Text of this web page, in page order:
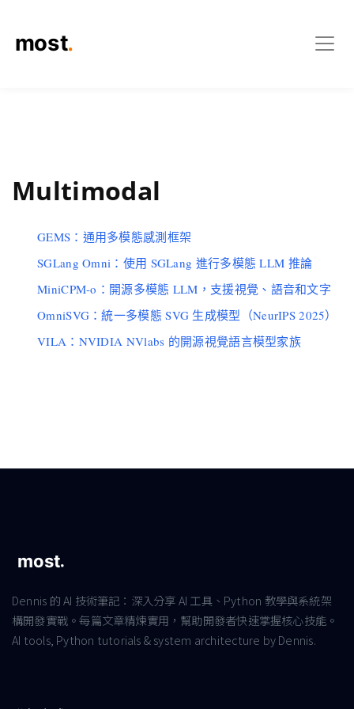
Multimodal
GEMS：通用多模態感測框架
SGLang Omni：使用 SGLang 進行多模態 LLM 推論
MiniCPM-o：開源多模態 LLM，支援視覺、語音和文字
OmniSVG：統一多模態 SVG 生成模型（NeurIPS 2025）
VILA：NVIDIA NVlabs 的開源視覺語言模型家族
Dennis 的 AI 技術筆記：深入分享 AI 工具、Python 教學與系統架
構開發實戰。每篇文章精煉實用，幫助開發者快速掌握核心技能。
AI tools, Python tutorials & system architecture by Dennis.